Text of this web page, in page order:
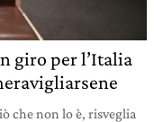
giro per l’Italia
che non lo è, risveglia